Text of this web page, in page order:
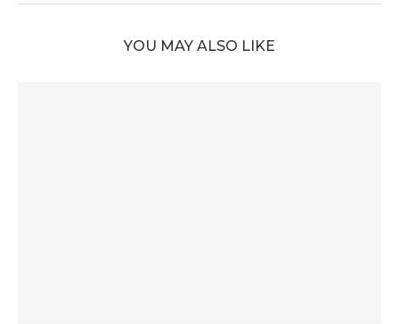
YOU MAY ALSO LIKE